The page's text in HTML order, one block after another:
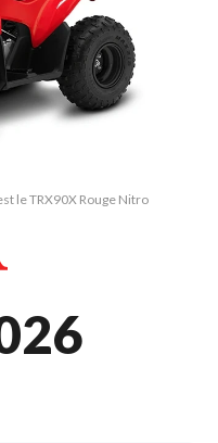
le TRX90X Rouge Nitro